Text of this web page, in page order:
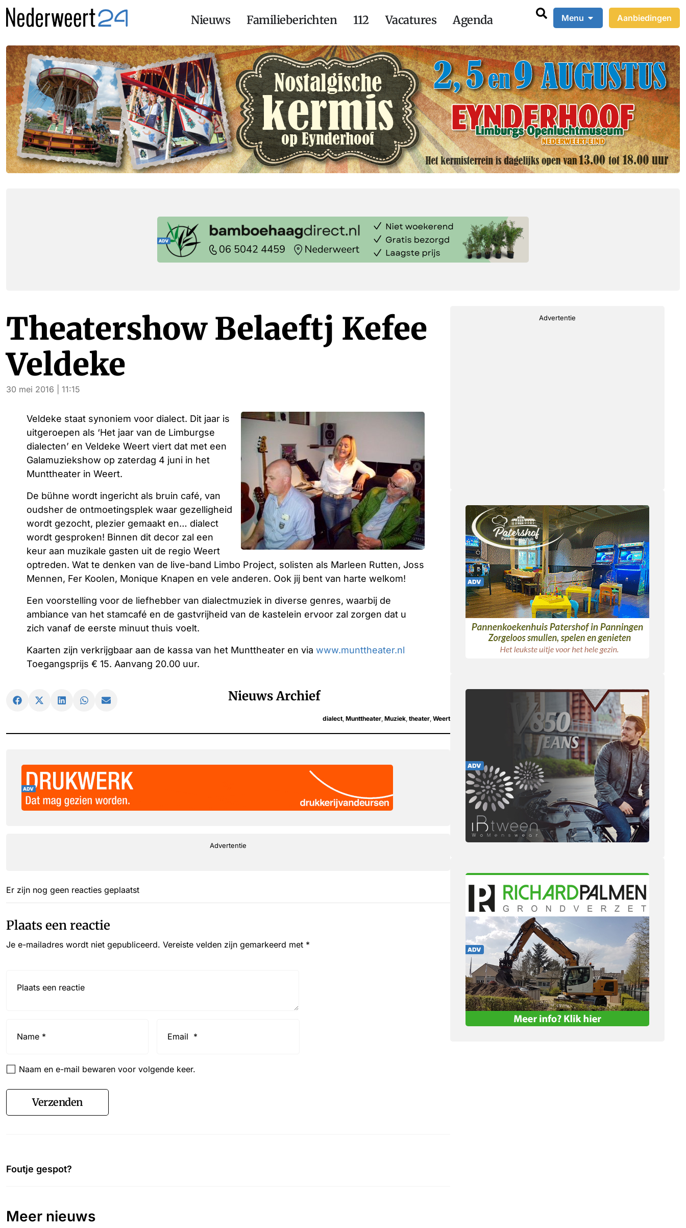
Nieuws Familieberichten 112 Vacatures Agenda Menu Aanbiedingen
Theatershow Belaeftj Kefee
Veldeke
30 mei 2016 | 11:15
Veldeke staat synoniem voor dialect. Dit jaar is
uitgeroepen als ‘Het jaar van de Limburgse
dialecten’ en Veldeke Weert viert dat met een
Galamuziekshow op zaterdag 4 juni in het
Munttheater in Weert.
De bühne wordt ingericht als bruin café, van
oudsher de ontmoetingsplek waar gezelligheid
wordt gezocht, plezier gemaakt en… dialect
wordt gesproken! Binnen dit decor zal een
keur aan muzikale gasten uit de regio Weert
optreden. Wat te denken van de live-band Limbo Project, solisten als Marleen Rutten, Joss
Mennen, Fer Koolen, Monique Knapen en vele anderen. Ook jij bent van harte welkom!
Een voorstelling voor de liefhebber van dialectmuziek in diverse genres, waarbij de
ambiance van het stamcafé en de gastvrijheid van de kastelein ervoor zal zorgen dat u
zich vanaf de eerste minuut thuis voelt.
Kaarten zijn verkrijgbaar aan de kassa van het Munttheater en via www.munttheater.nl
Toegangsprijs € 15. Aanvang 20.00 uur.
Nieuws Archief
dialect Munttheater Muziek theater Weert
Advertentie
Er zijn nog geen reacties geplaatst
Plaats een reactie
Je e-mailadres wordt niet gepubliceerd. Vereiste velden zijn gemarkeerd met *
Naam en e-mail bewaren voor volgende keer.
Verzenden
Advertentie
Foutje gespot?
Meer nieuws